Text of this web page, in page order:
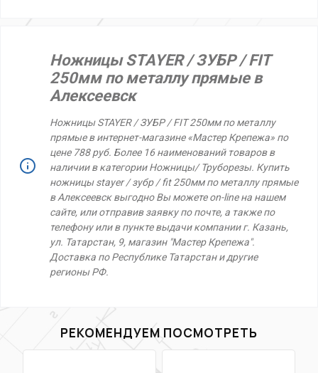
Ножницы STAYER / ЗУБР / FIT
250мм по металлу прямые в
Алексеевск
Ножницы STAYER / ЗУБР / FIT 250мм по металлу
прямые в интернет-магазине «Мастер Крепежа» по
цене 788 руб. Более 16 наименований товаров в
наличии в категории Ножницы/ Труборезы. Купить
ножницы stayer / зубр / fit 250мм по металлу прямые
в Алексеевск выгодно Вы можете on-line на нашем
сайте, или отправив заявку по почте, а также по
телефону или в пункте выдачи компании г. Казань,
ул. Татарстан, 9, магазин "Мастер Крепежа".
Доставка по Республике Татарстан и другие
регионы РФ.
РЕКОМЕНДУЕМ ПОСМОТРЕТЬ